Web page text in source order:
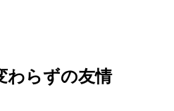
わらずの友情